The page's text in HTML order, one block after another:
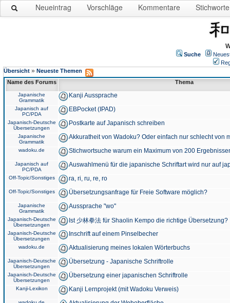
Neueintrag Vorschläge Kommentare Stichworte
Suche
Übersicht » Neueste Themen
Name des Forums
Thema
Japanische
Grammatik
Kanji Aussprache
Japanisch auf
PC/PDA
EBPocket (IPAD)
Japanisch-Deutsche
Übersetzungen
Postkarte auf Japanisch schreiben
Japanische
Grammatik
Akkuratheit von Wadoku? Oder einfach nur schlecht von
wadoku.de Stichwortsuche warum ein Maximum von 200
Japanisch auf
PC/PDA
Auswahlmenü für die japanische Schriftart wird nur auf
Off-Topic/Sonstiges ra, ri, ru, re, ro
Off-Topic/Sonstiges Übersetzungsanfrage für Freie Software möglich?
Japanische
Grammatik
Aussprache "wo"
Japanisch-Deutsche
Übersetzungen
Ist 少林拳法 für Shaolin Kempo die richtige Übersetzung?
Japanisch-Deutsche
Übersetzungen
Inschrift auf einem Pinselbecher
wadoku.de Aktualisierung meines lokalen Wörterbuchs
Japanisch-Deutsche
Übersetzungen
Übersetzung - Japanische Schriftrolle
Japanisch-Deutsche
Übersetzungen
Übersetzung einer japanischen Schriftrolle
Kanji-Lexikon Kanji Lernprojekt (mit Wadoku Verweis)